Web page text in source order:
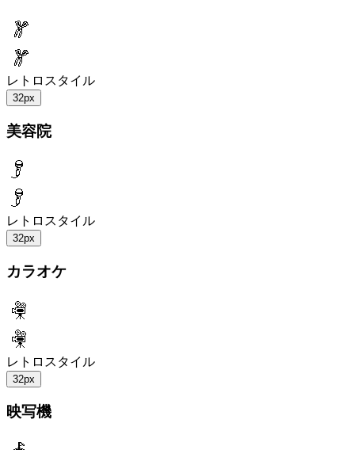
レトロスタイル
32px
美容院
レトロスタイル
32px
カラオケ
レトロスタイル
32px
映写機